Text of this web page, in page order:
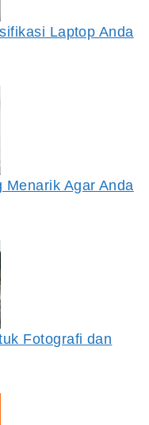
Laptop Anda
Menarik Agar Anda
Fotografi dan